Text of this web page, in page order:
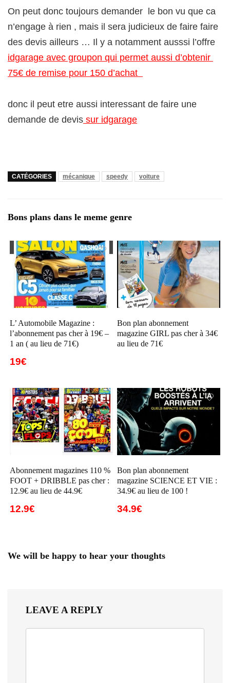
On peut donc toujours demander le bon vu que ca
n’engage à rien , mais il sera judicieux de faire faire
des devis ailleurs … Il y a notamment ausssi l’offre
idgarage avec groupon qui permet aussi d’obtenir
75€ de remise pour 150 d’achat
donc il peut etre aussi interessant de faire une
demande de devis sur idgarage
CATÉGORIES mécanique speedy voiture
Bons plans dans le meme genre
L’ Automobile Magazine :
l’abonnement pas cher à 19€ –
1 an ( au lieu de 71€)
19€
Bon plan abonnement
magazine GIRL pas cher à 34€
au lieu de 71€
Abonnement magazines 110 %
FOOT + DRIBBLE pas cher :
12.9€ au lieu de 44.9€
12.9€
Bon plan abonnement
magazine SCIENCE ET VIE :
34.9€ au lieu de 100 !
34.9€
We will be happy to hear your thoughts
LEAVE A REPLY